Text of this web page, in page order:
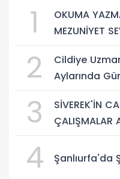
1
OKUMA
MEZUNİYET
2
Cildiye
Aylarında
3
SİVEREK'İN
ÇALIŞMALAR
4 Şanlıurfa'da